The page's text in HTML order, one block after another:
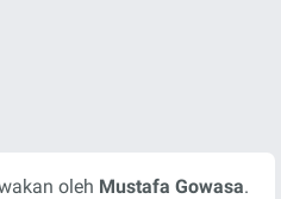
oleh Mustafa Gowasa.